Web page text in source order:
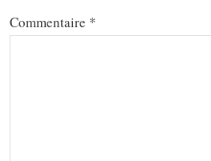
Commentaire *